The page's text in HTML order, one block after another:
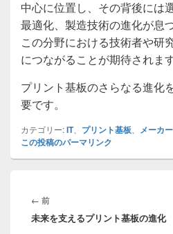
中心に位置し、その背後には
最適化、製造技術の進化が息
この分野における技術者や研
につながることが期待されます
プリント基板のさらなる進化
要です。
カテゴリー:IT、 プリント基板 メーカー
この投稿のパーマリンク
稿
ナ
← 前前
の
未来を支えるプリント基板の進化